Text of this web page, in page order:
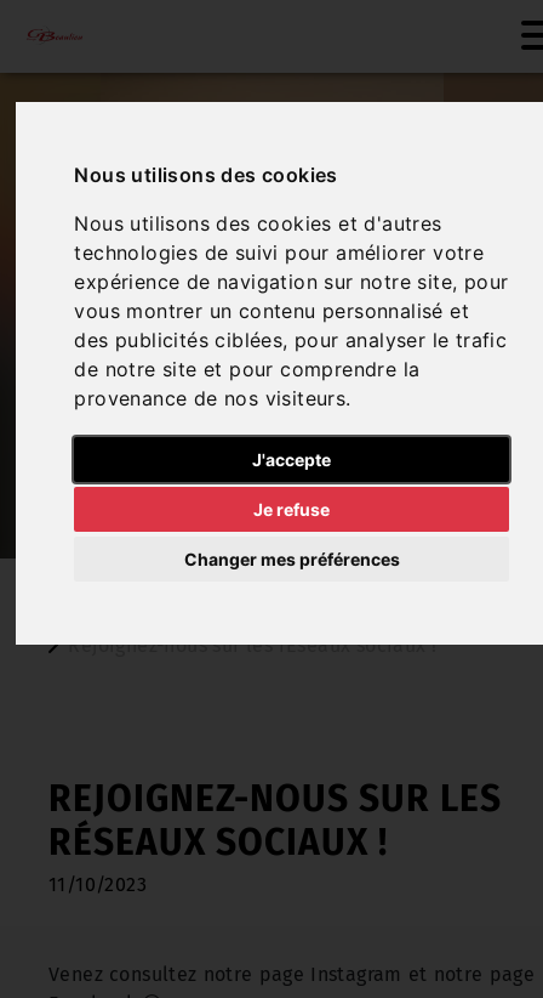
Nous utilisons des cookies
Nous utilisons des cookies et d'autres
technologies de suivi pour améliorer votre
expérience de navigation sur notre site, pour
vous montrer un contenu personnalisé et
des publicités ciblées, pour analyser le trafic
de notre site et pour comprendre la
provenance de nos visiteurs.
J'accepte
Je refuse
Changer mes préférences
Rejoignez-nous sur les rÉseaux sociaux !
REJOIGNEZ-NOUS SUR LES
RÉSEAUX SOCIAUX !
11/10/2023
Venez consultez notre page Instagram et notre page